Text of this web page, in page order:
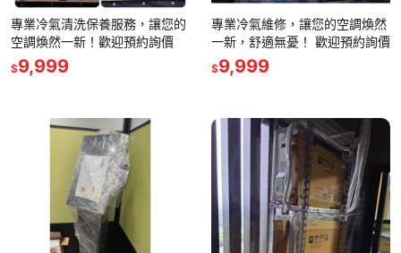
專業冷氣清洗保養服務，讓您的
空調煥然一新！歡迎預約詢價
$9,999
專業冷氣維修，讓您的空調煥然
一新，舒適無憂！ 歡迎預約詢價
$9,999